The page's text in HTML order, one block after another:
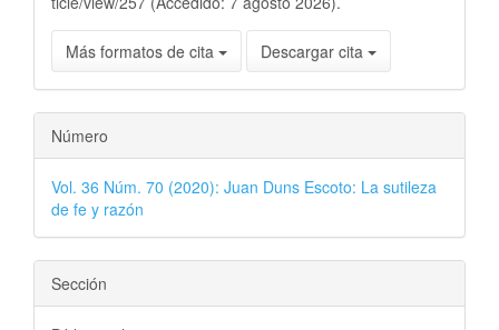
Más formatos de cita Descargar cita
Número
Vol. 36 Núm. 70 (2020): Juan Duns Escoto: La sutileza
de fe y razón
Sección